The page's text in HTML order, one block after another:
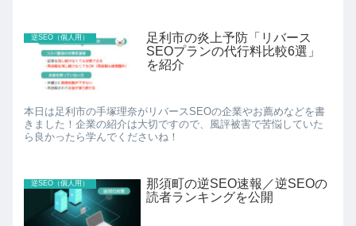
逆SEO（個人用）
足利市の炎上予防「リバース
SEOプランの代行料比較6選」
を紹介
本日は足利市の手塚理奈がリバースSEOの企業やお薦めなどを書
きました！企業の紹介は大切ですので、風評被害で苦悩していた
ら良かったら学んでくださいね！
逆SEO（個人用）
那須町の逆SEO速報／逆SEOの
読者ランキングを公開